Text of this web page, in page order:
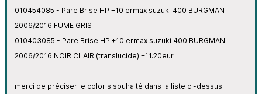
010454085 - Pare Brise HP +10 ermax suzuki 400 BURGMAN
2006/2016 FUME GRIS
010403085 - Pare Brise HP +10 ermax suzuki 400 BURGMAN
2006/2016 NOIR CLAIR (translucide) +11.20eur
merci de préciser le coloris souhaité dans la liste ci-dessus